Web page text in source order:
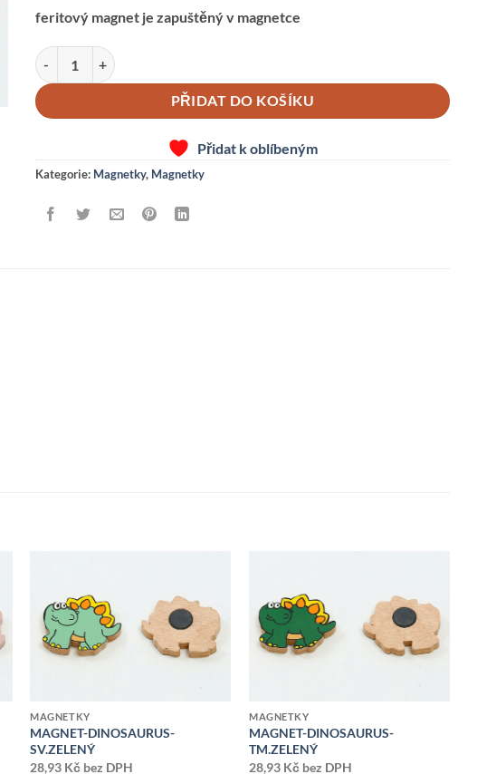
feritový magnet je zapuštěný v magnetce
MAGNET -SLEPIČKA množství
PŘIDAT DO KOŠÍKU
Přidat k oblíbeným
Kategorie: Magnetky, Magnetky
Přidat k
oblíbeným
MAGNETKY
MAGNET-DINOSAURUS-
SV.ZELENÝ
28,93 Kč bez DPH
Přidat k
oblíbeným
MAGNETKY
MAGNET-DINOSAURUS-
TM.ZELENÝ
28,93 Kč bez DPH